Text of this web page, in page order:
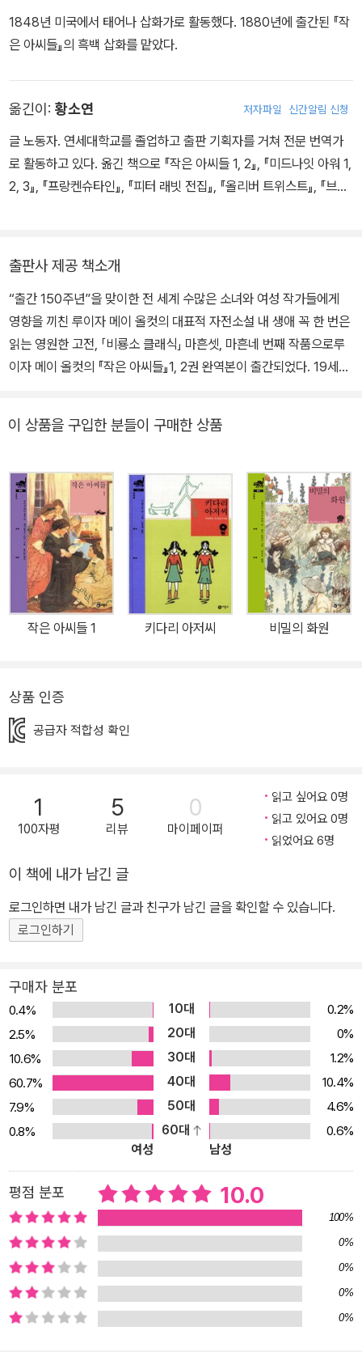
사랑을 받았다. 그녀의 작품에는 가족과 성장, 사랑과 자립, 일하는 여
성의 삶에 대한 관심이 깊이 담겨 있다. 또한 노예제 폐지론과 여성의
권리 신장 운동에 공감했던 올컷은 당시 사회가 여성에게 요구했던
전통적 역할을 넘어, 스스로 선택하고 자신의 길을 만들어가는 여성
의 현실을 기록하는 동시에, 오늘날에도 유효한 여성의 성장과 자립
의 의미를 일깨우는 작품으로 의의가 있다. 『일: 경험의 이야기』는 대
표작 『작은 아씨들』처럼 가족과 성장의 이야기를 다루면서도, 여성에
권 운동이 확산되던 시대적 흐름 속에서, 이 작품은 여성의 경제적 독
컷은 『작은 아씨들』의 성공 이후 많은 독자에게 사랑받는 작가가 되
었지만 평생 노동과 창작을 병행했다. 건강이 악화된 말년에도 꾸준
히 집필 활동을 이어갔으며, 1888년 뇌졸중으로 쓰러진 뒤 56세의
나이로 세상을 떠났다. 그녀가 남긴 작품들은 여성의 목소리와 삶의
있다.
1848년 미국에서 태어나 삽화가로 활동했다. 1880년에 출간된 『작
은 아씨들』의 흑백 삽화를 맡았다.
옮긴이: 황소연 저자파일 신간알림 신청
글 노동자. 연세대학교를 졸업하고 출판 기획자를 거쳐 전문 번역가
로 활동하고 있다. 옮긴 책으로 『작은 아씨들 1, 2』, 『미드나잇 아워 1,
2, 3』, 『프랑켄슈타인』, 『피터 래빗 전집』, 『올리버 트위스트』, 『브루
출판사 제공 책소개
“출간 150주년”을 맞이한 전 세계 수많은 소녀와 여성 작가들에게
영향을 끼친 루이자 메이 올컷의 대표적 자전소설 내 생애 꼭 한 번은
읽는 영원한 고전, 「비룡소 클래식」 마흔셋, 마흔네 번째 작품으로루
이자 메이 올컷의 『작은 아씨들』1, 2권 완역본이 출간되었다. 19세기
만들어지며 식지 않는 사랑을 받고 있다. 『작은 아씨들』은 미국 남북
곧게 성장해 나가는 마치 집안의 네 자매 메그, 조, 베스, 에이미의 이
야기를 그린 작품이다. 1868년 1부가 출간된 후 자매들을 결혼시켜
달라는 독자들의 뜨거운 요청을 받아들인 올컷은 석 달간 집필하여
이듬해에 2부를 출간하게 된다. 우리나라 독자들에게는 주로 1부의
이야기로 『작은 아씨들』이 소개되어 왔다. 비룡소 클래식 『작은 아씨
들』은 1부와 2부를 모두 완역하여 청소년기와 성인기를 겪는 네 자매
이야기를 원작의 향기 그대로 전한다. 2부는 큰딸 메그의 결혼부터
이야기가 시작되어 본격적으로 성인이 된 자매들의 삶을 다루고 있
초월주의 사상가였던 아버지 덕분에 너대니얼 호손, 헨리 데이비드
소로 등 당대 저명한 철학자와 문인 사이에서 자라나며 어린 시절부
어야 했고, 청년기에 이르러서는 글로써 가족을 위해 돈을 벌기로 마
음먹는다. 필명으로 잡지에 기고하고 책을 펴내기도 하였지만 큰 주
목을 받지 못했던 올컷은 한 출판업자로부터 소녀 독자들을 위해 좀
더 부드러운 글을 써보면 어떻겠느냐는 제안을 받는다. 올컷은 “소녀
덕분에 이야기의 소재를 자신의 삶 속에서 발견한다. 네 자매 중 둘째
로 성장한 실제 경험을 바탕으로, 그리하여 1868년 『작은 아씨들』이
미국에서 처음 출간되자마자 큰 성공을 거두고, 물질적으로 어려운
시절을 보냈던 작가에게 경제적 독립뿐만 아니라 확고한 명성까지 가
져다준다. ● 고난 속에서도 올곧게 성장하는 개성 강한 네 자매 이야
게는 착한 딸이 되고, 맡은 일을 충실히 하고, 마음 안의 적들과 용감
하게 싸워 스스로를 아름답게 이겨 내라는 말. 그때쯤이면 그 어느 때
보다 더 다정하고 자랑스러운 아버지가 우리 작은 아씨들에게 돌아올
거라는 말. -본문에서 메그, 조, 베스, 에이미는 마치 집안의 네 자매
다. 아버지가 종군 목사로서 미국 남북전쟁에 참전해 집을 떠난 가운
데 집안은 경제적인 어려움을 겪지만, 네 자매는 따듯하고 현명한 어
머니와 아버지의 도덕적인 가르침 덕분에 각자가 지닌 결핍과 어려움
을 이겨내며 당당하게 성장해 나간다. 네 자매는 성격도 개성도 참 다
르다. 첫째인 메그는 외모가 가장 아름답고 자매들 가운데 성격이 고
지식하며 관습에 따르는 편이다. 둘째인 조는 글쓰기를 좋아하고 괄
괄한 성격에 연애나 결혼은 바보 같다고 생각하는 주의다. 셋째인 베
스는 음악을 사랑하고 자매들 가운데 가장 성격이 유순하며 부끄러움
이 상품을 구입한 분들이 구매한 상품
작은 아씨들 1 키다리 아저씨 비밀의 화원
상품 인증
공급자 적합성 확인
1
100자평
5
리뷰
0
마이페이퍼
읽고 싶어요 0명
읽고 있어요 0명
읽었어요 6명
이 책에 내가 남긴 글
로그인하면 내가 남긴 글과 친구가 남긴 글을 확인할 수 있습니다.
로그인하기
구매자 분포
0.4% 10대
0.2%
2.5%
20대
0%
10.6%
30대
1.2%
60.7%
40대
10.4%
7.9%
50대
4.6%
0.8%
60대
0.6%
여성
남성
평점 분포 10.0
100%
0%
0%
0%
0%